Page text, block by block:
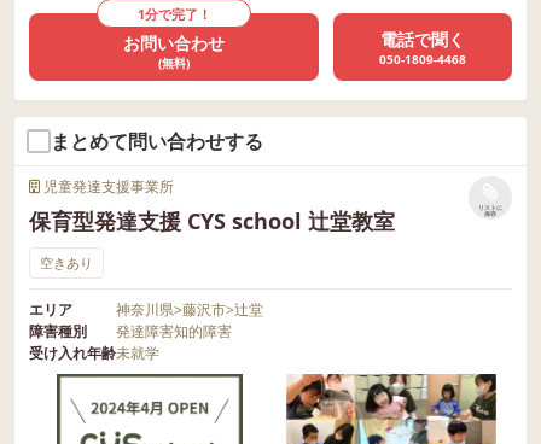
1分で完了！
お問い合わせ
(無料)
電話で聞く
050-1809-4468
まとめて問い合わせする
児童発達支援事業所
保育型発達支援 CYS school 辻堂教室
リストに
保存
空きあり
エリア 神奈川県>藤沢市>辻堂
障害種別
発達障害知的障害
受け入れ年齢未就学